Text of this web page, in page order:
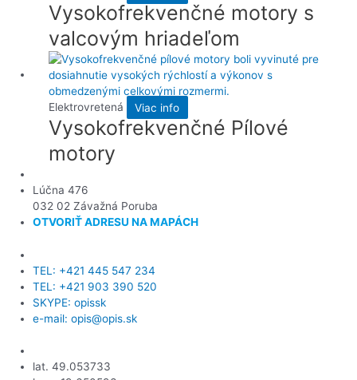
Vysokofrekvenčné motory s
valcovým hriadeľom
Elektrovretená
Vysokofrekvenčné Pílové
motory
Viac info
Lúčna 476
032 02 Závažná Poruba
OTVORIŤ ADRESU NA MAPÁCH
TEL: +421 445 547 234
TEL: +421 903 390 520
SKYPE: opissk
e-mail: opis@opis.sk
lat. 49.053733